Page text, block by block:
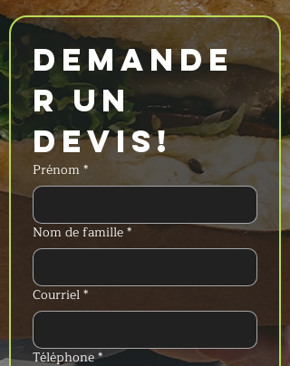
Demande
r un
devis!
Prénom*
Nom de famille*
Courriel*
Téléphone*